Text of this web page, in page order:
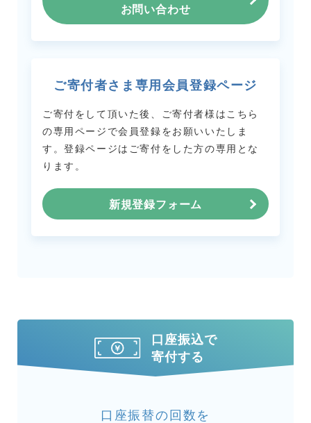
お問い合わせ
ご寄付者さま専用会員登録ページ
ご寄付をして頂いた後、ご寄付者様はこちら
の専用ページで会員登録をお願いいたしま
す。登録ページはご寄付をした方の専用とな
ります。
新規登録フォーム
口座振込で
寄付する
口座振替の回数を